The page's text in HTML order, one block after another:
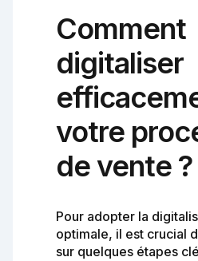
Comment
digitaliser
votre
de vente ?
Pour adopter la
optimale, il est crucial
sur quelques étapes